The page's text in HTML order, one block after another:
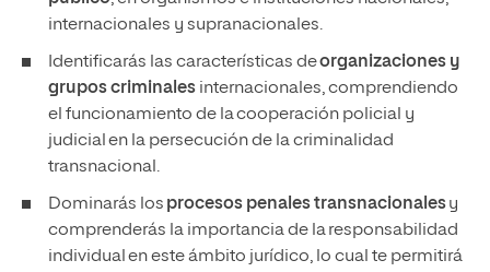
internacionales y supranacionales.
Identificarás las características deorganizaciones y
grupos criminales internacionales, comprendiendo
el funcionamiento de la cooperación policial y
judicial en la persecución de la criminalidad
transnacional.
Dominarás los procesos penales transnacionalesy
comprenderás la importancia de la responsabilidad
individual en este ámbito jurídico, lo cual te permitirá